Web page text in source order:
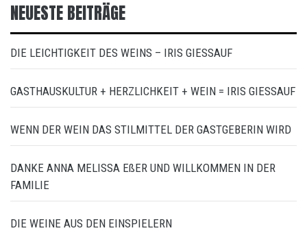
NEUESTE BEITRÄGE
DIE LEICHTIGKEIT DES WEINS – IRIS GIESSAUF
GASTHAUSKULTUR + HERZLICHKEIT + WEIN = IRIS GIESSAUF
WENN DER WEIN DAS STILMITTEL DER GASTGEBERIN WIRD
DANKE ANNA MELISSA EßER UND WILLKOMMEN IN DER
FAMILIE
DIE WEINE AUS DEN EINSPIELERN